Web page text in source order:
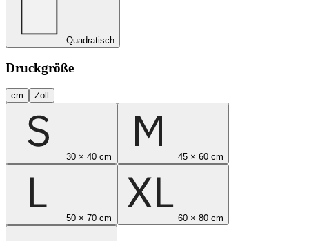
Quadratisch
Druckgröße
cm Zoll
30 × 40 cm 45 × 60 cm
50 × 70 cm 60 × 80 cm